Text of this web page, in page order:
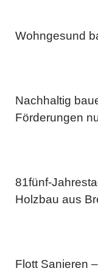
Wohngesund
Nachhaltig
Förderungen
81fünf-
Holzbau aus
Flott Sanieren